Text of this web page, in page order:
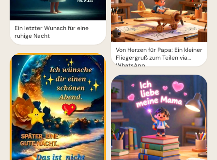
Ein letzter Wunsch für eine
ruhige Nacht
Von Herzen für Papa: Ein kleiner
Fliegergruß zum Teilen via
WhatsApp